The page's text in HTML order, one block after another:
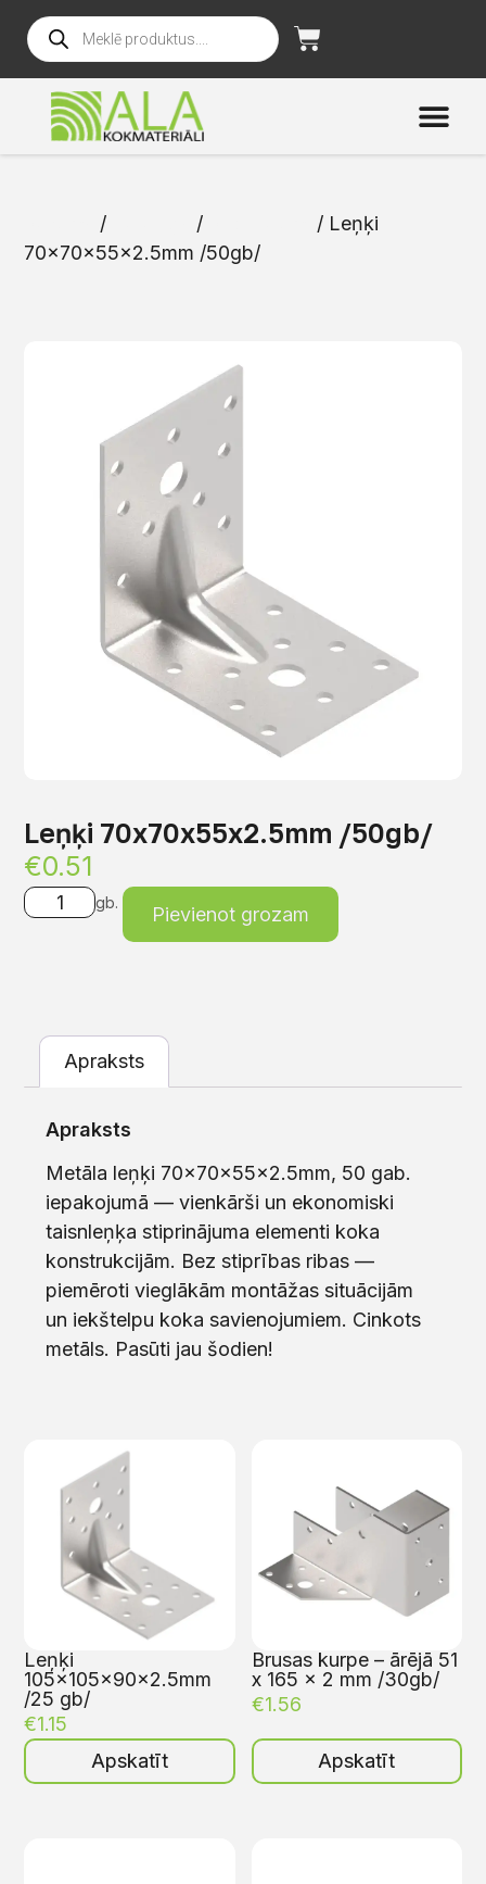
/ /
/ Leņķi
70x70x55x2.5mm /50gb/
Leņķi 70x70x55x2.5mm /50gb/
€0.51
gb.
Pievienot grozam
Apraksts
Apraksts
Metāla leņķi 70x70x55x2.5mm, 50 gab.
iepakojumā — vienkārši un ekonomiski
taisnleņķa stiprinājuma elementi koka
konstrukcijām. Bez stiprības ribas —
piemēroti vieglākām montāžas situācijām
un iekštelpu koka savienojumiem. Cinkots
metāls. Pasūti jau šodien!
Leņķi
105x105x90x2.5mm
/25 gb/
€1.15
Apskatīt
Brusas kurpe – ārējā 51
x 165 x 2 mm /30gb/
€1.56
Apskatīt